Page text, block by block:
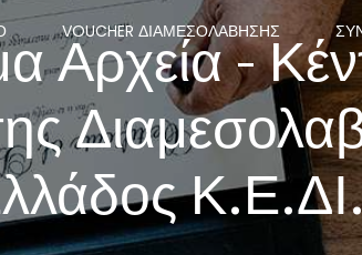
VOUCHER ΔΙΑΜΕΣΟΛΑΒΗΣΗΣ
Αρχεία -